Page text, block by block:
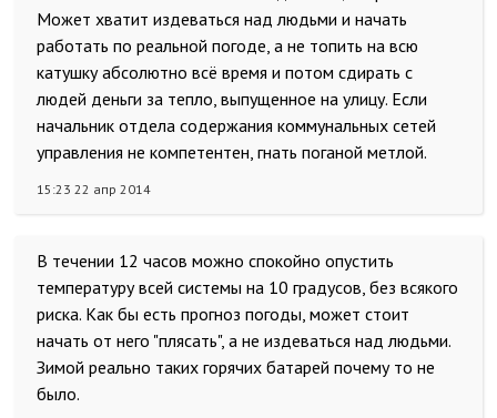
Может хватит издеваться над людьми и начать
работать по реальной погоде, а не топить на всю
катушку абсолютно всё время и потом сдирать с
людей деньги за тепло, выпущенное на улицу. Если
начальник отдела содержания коммунальных сетей
управления не компетентен, гнать поганой метлой.
15:23 22 апр 2014
В течении 12 часов можно спокойно опустить
температуру всей системы на 10 градусов, без всякого
риска. Как бы есть прогноз погоды, может стоит
начать от него "плясать", а не издеваться над людьми.
Зимой реально таких горячих батарей почему то не
было.